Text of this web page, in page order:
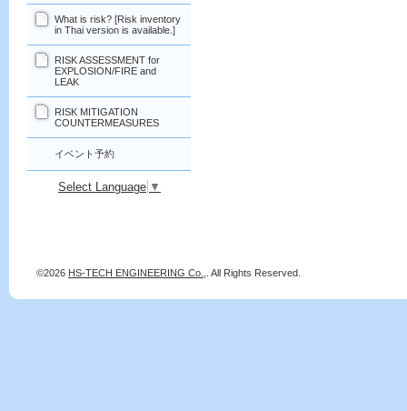
What is risk? [Risk inventory
in Thai version is available.]
RISK ASSESSMENT for
EXPLOSION/FIRE and
LEAK
RISK MITIGATION
COUNTERMEASURES
イベント予約
Select Language ▼
©2026 HS-TECH ENGINEERING Co., . All Rights Reserved.